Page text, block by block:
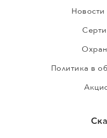
Политика в